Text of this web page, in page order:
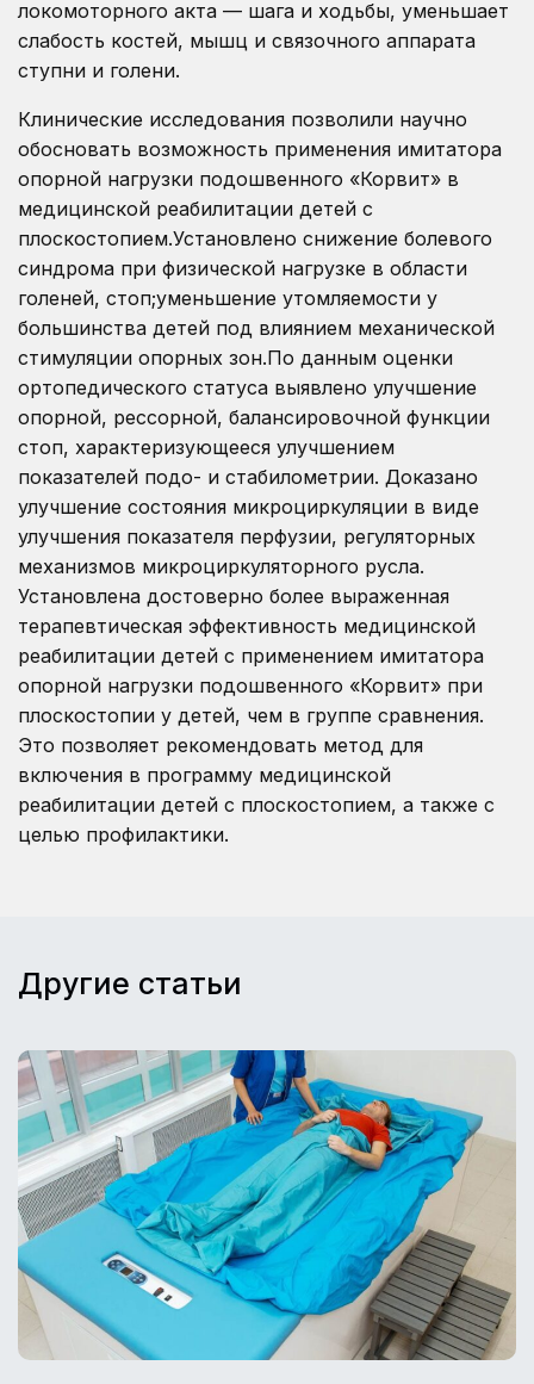
локомоторного акта — шага и ходьбы, уменьшает
слабость костей, мышц и связочного аппарата
ступни и голени.
Клинические исследования позволили научно
обосновать возможность применения имитатора
опорной нагрузки подошвенного «Корвит» в
медицинской реабилитации детей с
плоскостопием.Установлено снижение болевого
синдрома при физической нагрузке в области
голеней, стоп;уменьшение утомляемости у
большинства детей под влиянием механической
стимуляции опорных зон.По данным оценки
ортопедического статуса выявлено улучшение
опорной, рессорной, балансировочной функции
стоп, характеризующееся улучшением
показателей подо- и стабилометрии. Доказано
улучшение состояния микроциркуляции в виде
улучшения показателя перфузии, регуляторных
механизмов микроциркуляторного русла.
Установлена достоверно более выраженная
терапевтическая эффективность медицинской
реабилитации детей с применением имитатора
опорной нагрузки подошвенного «Корвит» при
плоскостопии у детей, чем в группе сравнения.
Это позволяет рекомендовать метод для
включения в программу медицинской
реабилитации детей с плоскостопием, а также с
целью профилактики.
Другие статьи